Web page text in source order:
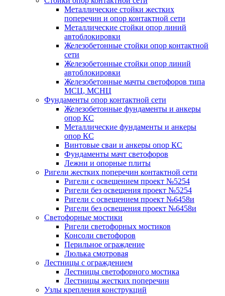
Металлические стойки жестких
поперечин и опор контактной сети
Металлические стойки опор линий
автоблокировки
Железобетонные стойки опор контактной
сети
Железобетонные стойки опор линий
автоблокировки
Железобетонные мачты светофоров типа
МСЦ, МСНЦ
Фундаменты опор контактной сети
Железобетонные фундаменты и анкеры
опор КС
Металлические фундаменты и анкеры
опор КС
Винтовые сваи и анкеры опор КС
Фундаменты мачт светофоров
Лежни и опорные плиты
Ригели жестких поперечин контактной сети
Ригели с освещением проект №5254
Ригели без освещения проект №5254
Ригели с освещением проект №6458и
Ригели без освещения проект №6458и
Светофорные мостики
Ригели светофорных мостиков
Консоли светофоров
Перильное ограждение
Люлька смотровая
Лестницы с ограждением
Лестницы светофорного мостика
Лестницы жестких поперечин
Узлы крепления конструкций